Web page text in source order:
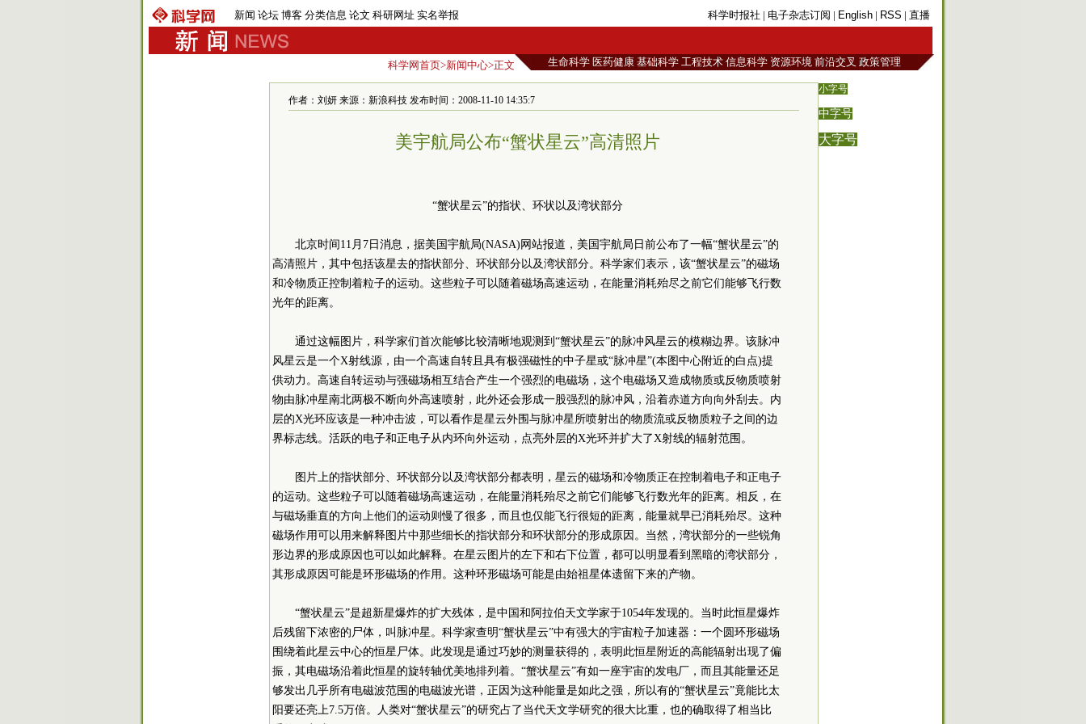
新闻 论坛 博客 分类信息 论文 科研网址 实名举报 科学时报社 | 电子杂志订阅 | English | RSS | 直播
科学网首页>新闻中心>正文 生命科学 医药健康 基础科学 工程技术 信息科学 资源环境 前沿交叉 政策管理
作者：刘妍 来源：新浪科技 发布时间：2008-11-10 14:35:7
美宇航局公布“蟹状星云”高清照片
“蟹状星云”的指状、环状以及湾状部分
北京时间11月7日消息，据美国宇航局(NASA)网站报道，美国宇航局日前公布了一幅“蟹状星云”的
高清照片，其中包括该星去的指状部分、环状部分以及湾状部分。科学家们表示，该“蟹状星云”的磁场
和冷物质正控制着粒子的运动。这些粒子可以随着磁场高速运动，在能量消耗殆尽之前它们能够飞行数
光年的距离。
通过这幅图片，科学家们首次能够比较清晰地观测到“蟹状星云”的脉冲风星云的模糊边界。该脉冲
风星云是一个X射线源，由一个高速自转且具有极强磁性的中子星或“脉冲星”(本图中心附近的白点)提
供动力。高速自转运动与强磁场相互结合产生一个强烈的电磁场，这个电磁场又造成物质或反物质喷射
物由脉冲星南北两极不断向外高速喷射，此外还会形成一股强烈的脉冲风，沿着赤道方向向外刮去。内
层的X光环应该是一种冲击波，可以看作是星云外围与脉冲星所喷射出的物质流或反物质粒子之间的边
界标志线。活跃的电子和正电子从内环向外运动，点亮外层的X光环并扩大了X射线的辐射范围。
图片上的指状部分、环状部分以及湾状部分都表明，星云的磁场和冷物质正在控制着电子和正电子
的运动。这些粒子可以随着磁场高速运动，在能量消耗殆尽之前它们能够飞行数光年的距离。相反，在
与磁场垂直的方向上他们的运动则慢了很多，而且也仅能飞行很短的距离，能量就早已消耗殆尽。这种
磁场作用可以用来解释图片中那些细长的指状部分和环状部分的形成原因。当然，湾状部分的一些锐角
形边界的形成原因也可以如此解释。在星云图片的左下和右下位置，都可以明显看到黑暗的湾状部分，
其形成原因可能是环形磁场的作用。这种环形磁场可能是由始祖星体遗留下来的产物。
“蟹状星云”是超新星爆炸的扩大残体，是中国和阿拉伯天文学家于1054年发现的。当时此恒星爆炸
后残留下浓密的尸体，叫脉冲星。科学家查明“蟹状星云”中有强大的宇宙粒子加速器：一个圆环形磁场
围绕着此星云中心的恒星尸体。此发现是通过巧妙的测量获得的，表明此恒星附近的高能辐射出现了偏
振，其电磁场沿着此恒星的旋转轴优美地排列着。“蟹状星云”有如一座宇宙的发电厂，而且其能量还足
够发出几乎所有电磁波范围的电磁波光谱，正因为这种能量是如此之强，所以有的“蟹状星云”竟能比太
阳要还亮上7.5万倍。人类对“蟹状星云”的研究占了当代天文学研究的很大比重，也的确取得了相当比
小字号
中字号
大字号